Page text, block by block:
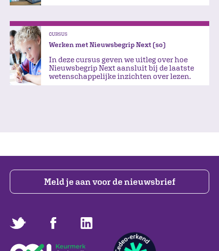
CURSUS
Werken met Nieuwsbegrip Next (so)
In deze cursus geven we uitleg over hoe
Nieuwsbegrip Next aansluit bij de laatste
wetenschappelijke inzichten over lezen.
Meld je aan voor de nieuwsbrief